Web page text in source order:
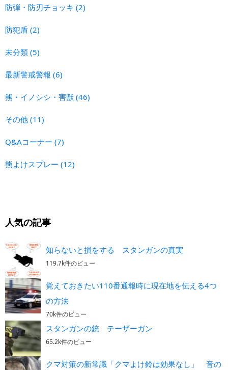
防弾・防刃チョッキ (2)
防犯盾 (2)
未分類 (5)
最新警戒警報 (6)
熊・イノシシ・害獣 (46)
その他 (11)
Q&Aコーナー (7)
熊よけスプレー (12)
人気の記事
知らないと損をする スタンガンの真実
119.7k件のビュー
覚えておきたい110番通報時に現在地を伝える4つ
の方法
70k件のビュー
スタンガンの銃 テーザーガン
65.2k件のビュー
クマ対策の新常識「クマよけ鈴は効果なし」 音の